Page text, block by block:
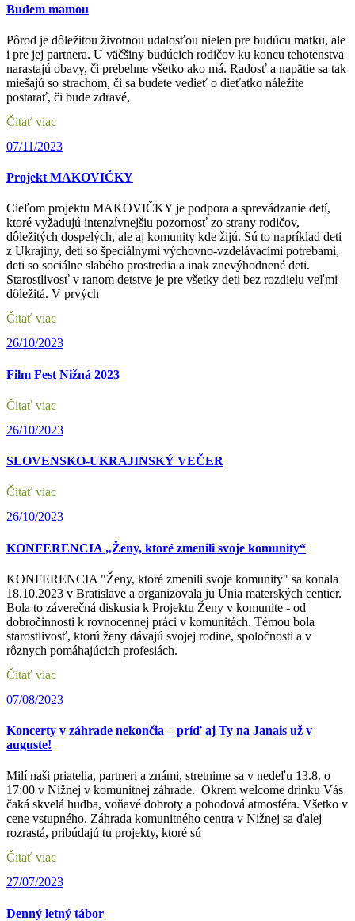
Budem mamou
Pôrod je dôležitou životnou udalosťou nielen pre budúcu matku, ale
i pre jej partnera. U väčšiny budúcich rodičov ku koncu tehotenstva
narastajú obavy, či prebehne všetko ako má. Radosť a napätie sa tak
miešajú so strachom, či sa budete vedieť o dieťatko náležite
postarať, či bude zdravé,
Čitať viac
07/11/2023
Projekt MAKOVIČKY
Cieľom projektu MAKOVIČKY je podpora a sprevádzanie detí,
ktoré vyžadujú intenzívnejšiu pozornosť zo strany rodičov,
dôležitých dospelých, ale aj komunity kde žijú. Sú to napríklad deti
z Ukrajiny, deti so špeciálnymi výchovno-vzdelávacími potrebami,
deti so sociálne slabého prostredia a inak znevýhodnené deti.
Starostlivosť v ranom detstve je pre všetky deti bez rozdielu veľmi
dôležitá. V prvých
Čitať viac
26/10/2023
Film Fest Nižná 2023
Čitať viac
26/10/2023
SLOVENSKO-UKRAJINSKÝ VEČER
Čitať viac
26/10/2023
KONFERENCIA „Ženy, ktoré zmenili svoje komunity“
KONFERENCIA "Ženy, ktoré zmenili svoje komunity" sa konala
18.10.2023 v Bratislave a organizovala ju Únia materských centier.
Bola to záverečná diskusia k Projektu Ženy v komunite - od
dobročinnosti k rovnocennej práci v komunitách. Témou bola
starostlivosť, ktorú ženy dávajú svojej rodine, spoločnosti a v
rôznych pomáhajúcich profesiách.
Čitať viac
07/08/2023
Koncerty v záhrade nekončia – príď aj Ty na Janais už v
auguste!
Milí naši priatelia, partneri a známi, stretnime sa v nedeľu 13.8. o
17:00 v Nižnej v komunitnej záhrade. Okrem welcome drinku Vás
čaká skvelá hudba, voňavé dobroty a pohodová atmosféra. Všetko v
cene vstupného. Záhrada komunitného centra v Nižnej sa ďalej
rozrastá, pribúdajú tu projekty, ktoré sú
Čitať viac
27/07/2023
Denný letný tábor